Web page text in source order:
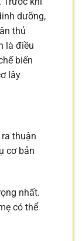
dưỡng,
thủ
là điều
biến
lây
thuận
cơ bản
nhất.
có thể